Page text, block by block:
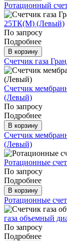
Ротационный
25ТК(М) (Левый)
По запросу
Подробнее
В корзину
Счетчик газа
Счетчик
(Левый)
По запросу
Подробнее
В корзину
Счетчик
(Левый)
Ротационные
По запросу
Подробнее
В корзину
Ротационные
газа объемный
По запросу
Подробнее